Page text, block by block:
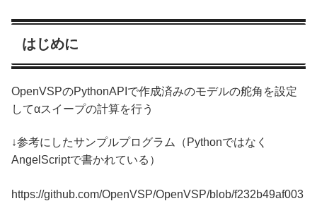
はじめに
OpenVSPのPythonAPIで作成済みのモデルの舵角を設定
してαスイープの計算を行う
↓参考にしたサンプルプログラム（Pythonではなく
AngelScriptで書かれている）
https://github.com/OpenVSP/OpenVSP/blob/f232b49af003